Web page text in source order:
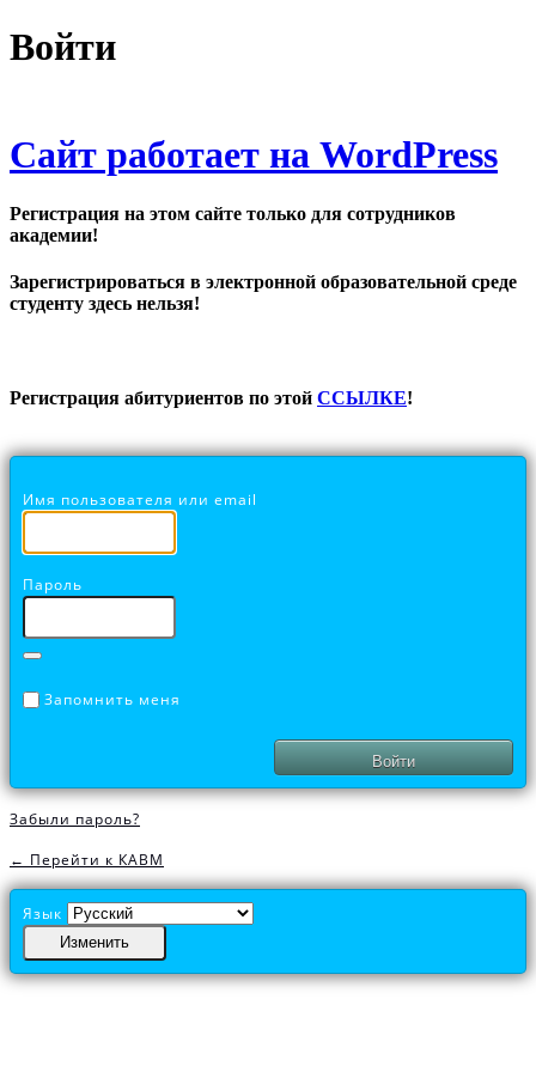
Войти
Сайт работает на WordPress
Регистрация на этом сайте только для сотрудников
академии!
Зарегистрироваться в электронной образовательной среде
студенту здесь нельзя!
Регистрация абитуриентов по этой ССЫЛКЕ!
Имя пользователя или email
Пароль
Запомнить меня
Забыли пароль?
← Перейти к КАВМ
Язык